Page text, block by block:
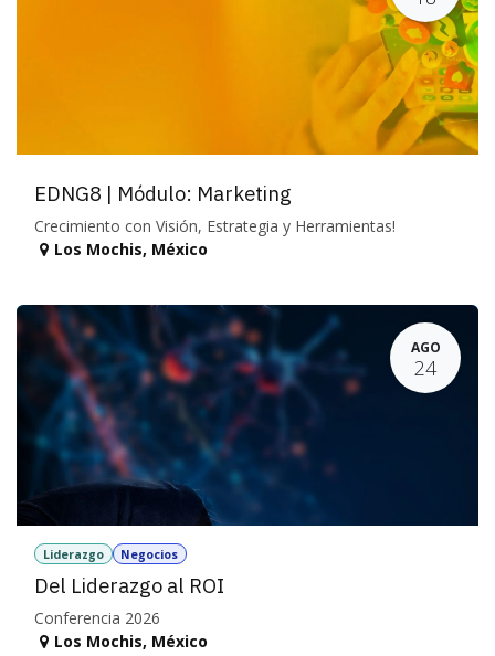
EDNG8 | Módulo: Marketing
Crecimiento con Visión, Estrategia y Herramientas!
Los Mochis, México
AGO
24
Liderazgo Negocios
Del Liderazgo al ROI
Conferencia 2026
Los Mochis, México